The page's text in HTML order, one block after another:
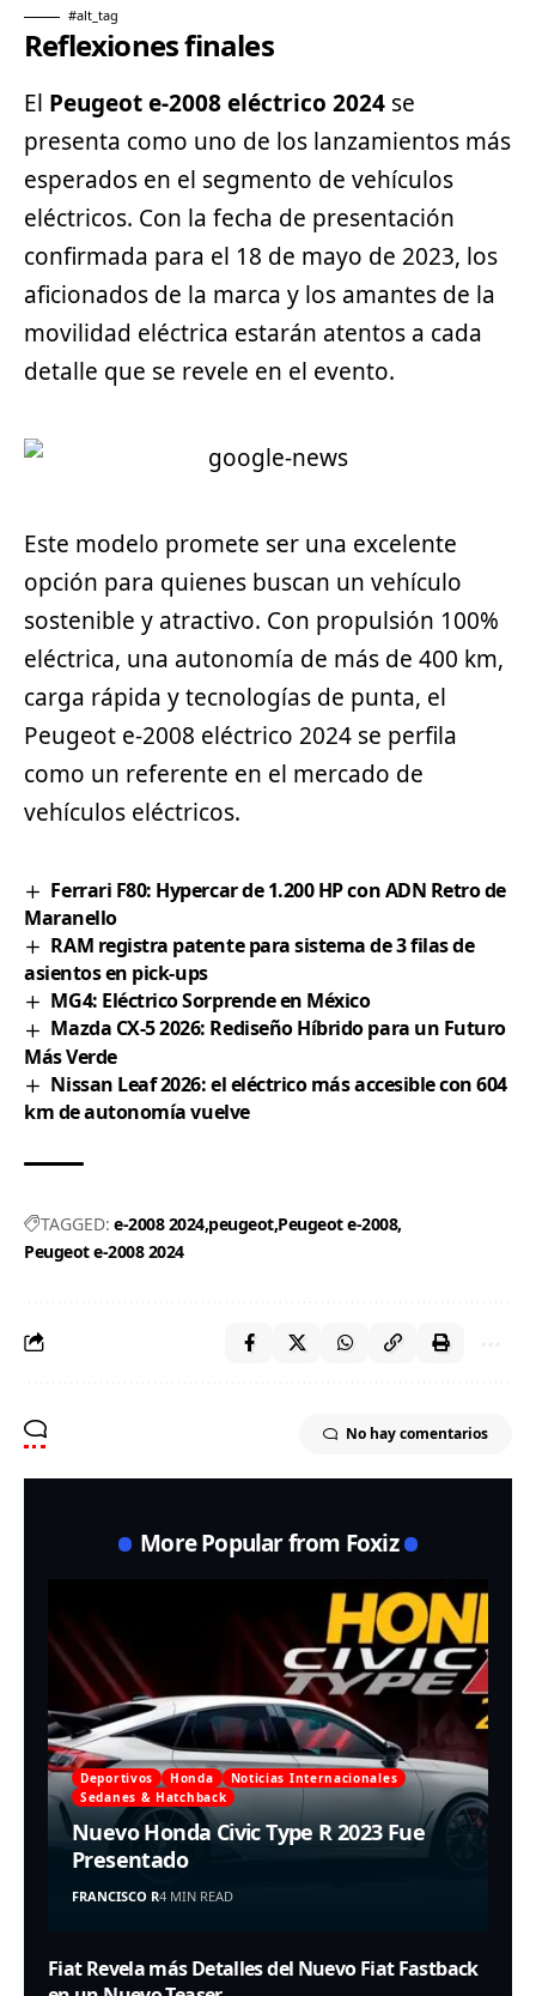
#alt_tag
Reflexiones finales
El Peugeot e-2008 eléctrico 2024 se
presenta como uno de los lanzamientos más
esperados en el segmento de vehículos
eléctricos. Con la fecha de presentación
confirmada para el 18 de mayo de 2023, los
aficionados de la marca y los amantes de la
movilidad eléctrica estarán atentos a cada
detalle que se revele en el evento.
Este modelo promete ser una excelente
opción para quienes buscan un vehículo
sostenible y atractivo. Con propulsión 100%
eléctrica, una autonomía de más de 400 km,
carga rápida y tecnologías de punta, el
Peugeot e-2008 eléctrico 2024 se perfila
como un referente en el mercado de
vehículos eléctricos.
Ferrari F80: Hypercar de 1.200 HP con ADN Retro de
Maranello
RAM registra patente para sistema de 3 filas de
asientos en pick-ups
MG4: Eléctrico Sorprende en México
Mazda CX-5 2026: Rediseño Híbrido para un Futuro
Más Verde
Nissan Leaf 2026: el eléctrico más accesible con 604
km de autonomía vuelve
TAGGED: e-2008 2024 peugeot Peugeot e-2008
Peugeot e-2008 2024
No hay comentarios
More Popular from Foxiz
Deportivos Honda
Noticias Internacionales
Sedanes & Hatchback
Nuevo Honda Civic Type R 2023 Fue
Presentado
FRANCISCO R4 MIN READ
Fiat Revela más Detalles del Nuevo Fiat Fastback